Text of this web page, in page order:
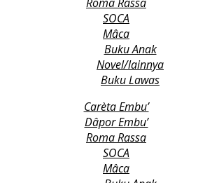
SOCA
Mâca
Buku Anak
Novel/lainnya
Buku Lawas
Carèta Embu’
Dâpor Embu’
Roma Rassa
SOCA
Mâca